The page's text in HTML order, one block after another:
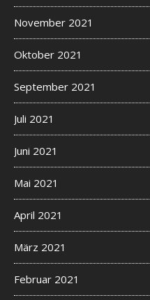
November 2021
Oktober 2021
September 2021
Juli 2021
Juni 2021
Mai 2021
April 2021
März 2021
Februar 2021